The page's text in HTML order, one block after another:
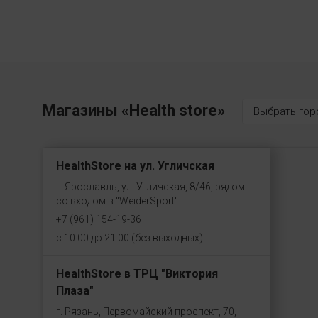
Магазины «Health store» Выбрать
HealthStore на ул. Угличская
г. Ярославль, ул. Угличская, 8/46, рядом
со входом в "WeiderSport"
+7 (961) 154-19-36
с 10:00 до 21:00 (без выходных)
HealthStore в ТРЦ "Виктория
Плаза"
г. Рязань, Первомайский проспект, 70,